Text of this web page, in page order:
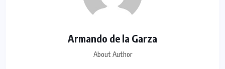
Armando de la Garza
About Author